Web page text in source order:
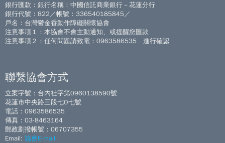
銀行匯款：銀行名稱：中國信託商業銀行－花蓮分行
銀行代號：822／帳號：336540185845／
戶名：台灣鬱金香動作障礙關懷協會
注意事項１：本協會不會主動通知、或提醒您匯款
注意事項２：任何問題請致電：0963586535 進行確認
聯繫協會方式
立案字號：台內社字第0960138590號
花蓮市中央路三段七O七號
電話：0963586535
傳真：03-8463164
郵政劃撥帳號：06707355
Email: 協會E-mail